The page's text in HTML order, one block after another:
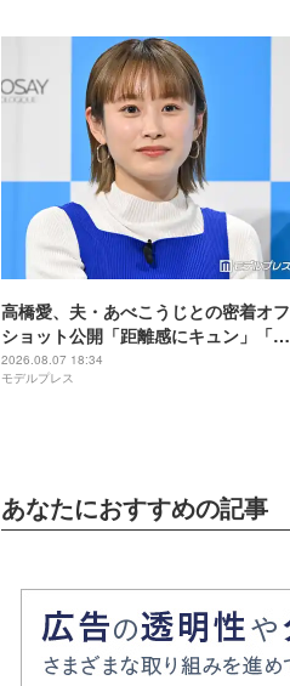
高橋愛、夫・あべこうじとの密着オフ
ショット公開「距離感にキュン」「素
敵な夫婦」
2026.08.07 18:34
モデルプレス
あなたにおすすめの記事